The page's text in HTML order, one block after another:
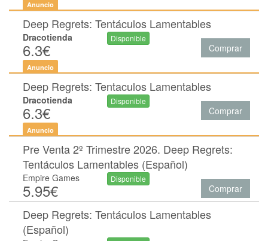
Anuncio
Deep Regrets: Tentáculos Lamentables
Dracotienda
6.3€
Disponible
Comprar
Anuncio
Deep Regrets: Tentaculos Lamentables
Dracotienda
6.3€
Disponible
Comprar
Anuncio
Pre Venta 2º Trimestre 2026. Deep Regrets:
Tentáculos Lamentables (Español)
Empire Games
5.95€
Disponible
Comprar
Deep Regrets: Tentáculos Lamentables
(Español)